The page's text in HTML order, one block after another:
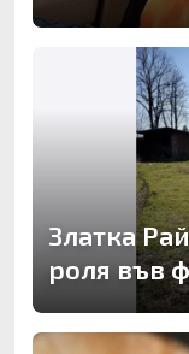
Златка
роля във